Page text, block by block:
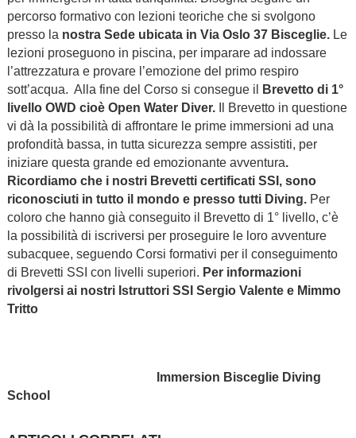
percorso formativo con lezioni teoriche che si svolgono
presso la nostra Sede ubicata in Via Oslo 37 Bisceglie.Le
lezioni proseguono in piscina, per imparare ad indossare
l’attrezzatura e provare l’emozione del primo respiro
sott’acqua. Alla fine del Corso si consegue il
Brevetto di 1°
livello OWD cioè Open Water Diver.Il Brevetto in questione
vi dà la possibilità di affrontare le prime immersioni ad una
profondità bassa, in tutta sicurezza sempre assistiti, per
iniziare questa grande ed emozionante avventura.
Ricordiamo che i nostri Brevetti certificati SSI, sono
riconosciuti in tutto il mondo e presso tutti Diving.Per
coloro che hanno già conseguito il Brevetto di 1° livello, c’è
la possibilità di iscriversi per proseguire le loro avventure
subacquee, seguendo Corsi formativi per il conseguimento
di Brevetti SSI con livelli superiori. Per informazioni
rivolgersi ai nostri Istruttori SSI Sergio Valente e Mimmo
Tritto
Immersion Bisceglie Diving
School